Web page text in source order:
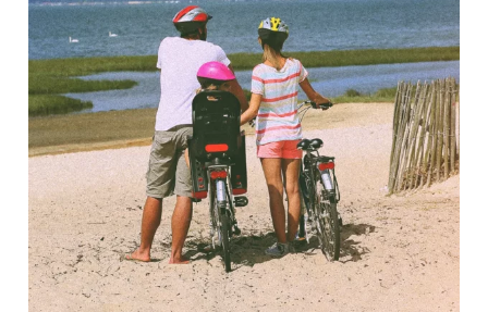
en
Famille
à
travers
le
Médoc,
le
Vignoble
Bordelais
et
la
Côte
Océane